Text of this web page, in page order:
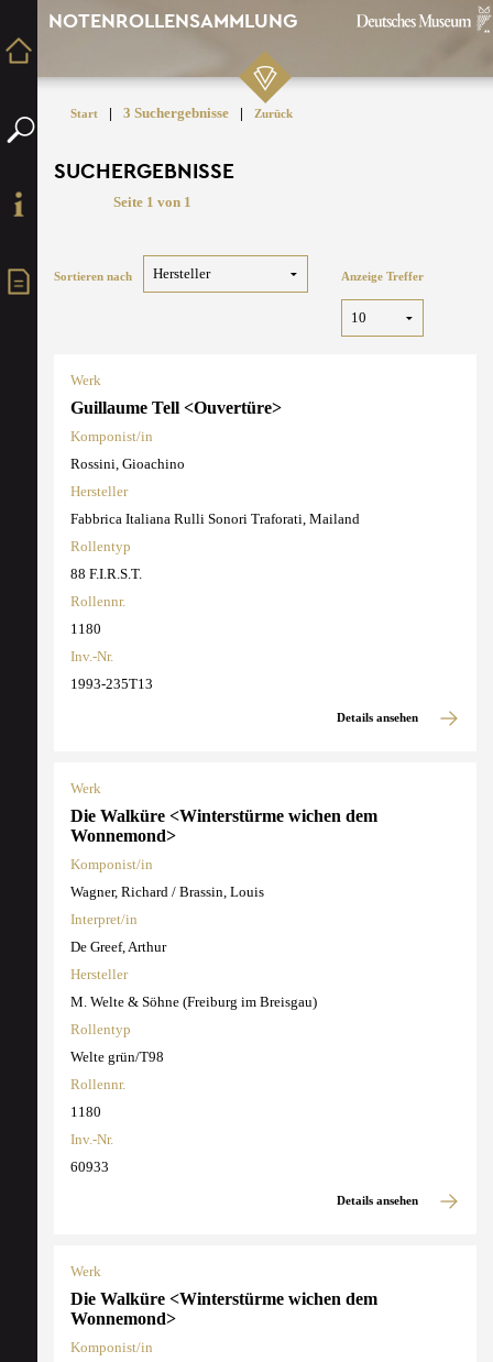
NOTENROLLENSAMMLUNG
Start | 3 Suchergebnisse | Zurück
SUCHERGEBNISSE
Seite 1 von 1
Sortieren nach Anzeige Treffer
Werk
Guillaume Tell <Ouvertüre>
Komponist/in
Rossini, Gioachino
Hersteller
Fabbrica Italiana Rulli Sonori Traforati, Mailand
Rollentyp
88 F.I.R.S.T.
Rollennr.
1180
Inv.-Nr.
1993-235T13
Details ansehen
Werk
Die Walküre <Winterstürme wichen dem
Wonnemond>
Komponist/in
Wagner, Richard / Brassin, Louis
Interpret/in
De Greef, Arthur
Hersteller
M. Welte & Söhne (Freiburg im Breisgau)
Rollentyp
Welte grün/T98
Rollennr.
1180
Inv.-Nr.
60933
Details ansehen
Werk
Die Walküre <Winterstürme wichen dem
Wonnemond>
Komponist/in